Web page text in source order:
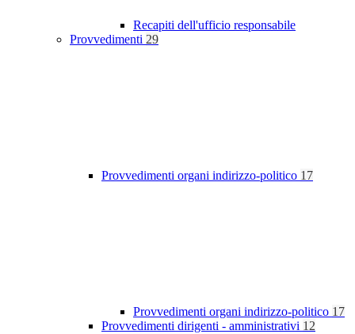
Recapiti dell'ufficio responsabile
Provvedimenti 29
Provvedimenti organi indirizzo-politico 17
Provvedimenti organi indirizzo-politico 17
Provvedimenti dirigenti - amministrativi 12